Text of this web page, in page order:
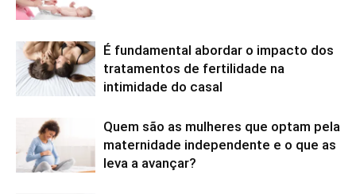
É fundamental abordar o impacto dos
tratamentos de fertilidade na
intimidade do casal
Quem são as mulheres que optam pela
maternidade independente e o que as
leva a avançar?